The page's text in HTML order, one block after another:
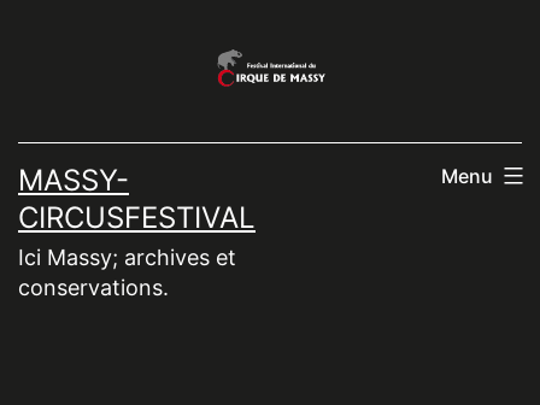
MASSY-
CIRCUSFESTIVAL
Ici Massy; archives et
conservations.
Menu